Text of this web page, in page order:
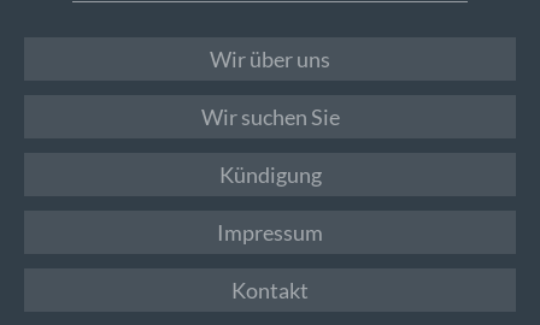
Wir über uns
Wir suchen Sie
Kündigung
Impressum
Kontakt